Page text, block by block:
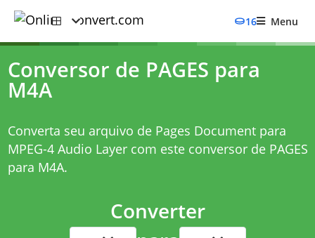
16 Menu
Conversor de PAGES para
M4A
Converta seu arquivo de Pages Document para
MPEG-4 Audio Layer com este conversor de PAGES
para M4A.
Converter